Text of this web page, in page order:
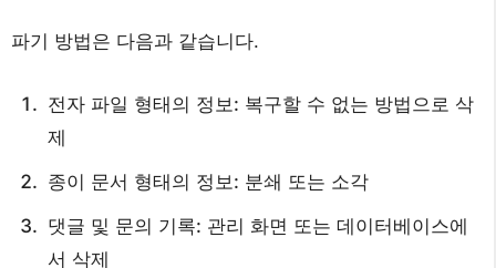
파기 방법은 다음과 같습니다.
전자 파일 형태의 정보: 복구할 수 없는 방법으로 삭
제
종이 문서 형태의 정보: 분쇄 또는 소각
댓글 및 문의 기록: 관리 화면 또는 데이터베이스에
서 삭제